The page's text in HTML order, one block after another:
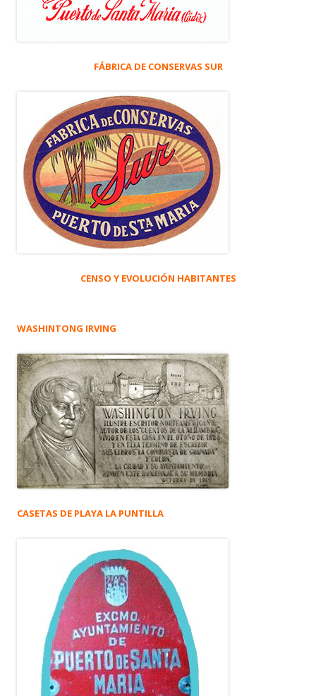
FÁBRICA DE CONSERVAS SUR
CENSO Y EVOLUCIÓN HABITANTES
WASHINTONG IRVING
CASETAS DE PLAYA LA PUNTILLA